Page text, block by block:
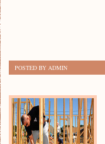
POSTED BY ADMIN